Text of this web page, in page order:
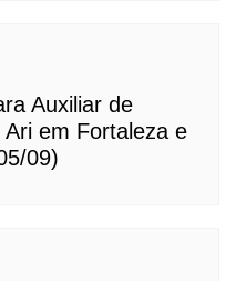
Auxiliar de
em Fortaleza e
09)